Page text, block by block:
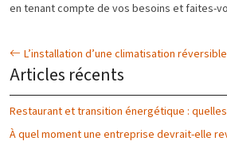
en tenant compte de vos besoins et faites-
L’installation d’une climatisation
Articles récents
Restaurant et transition énergétique :
À quel moment une entreprise devrait-elle